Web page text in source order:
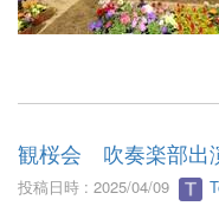
観桜会 吹奏楽部出
投稿日時 : 2025/04/09